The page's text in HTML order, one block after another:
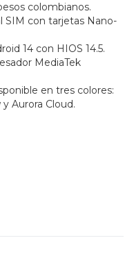
colombianos.
SIM con tarjetas Nano-
14 con HIOS 14.5.
MediaTek
en tres colores:
Aurora Cloud.